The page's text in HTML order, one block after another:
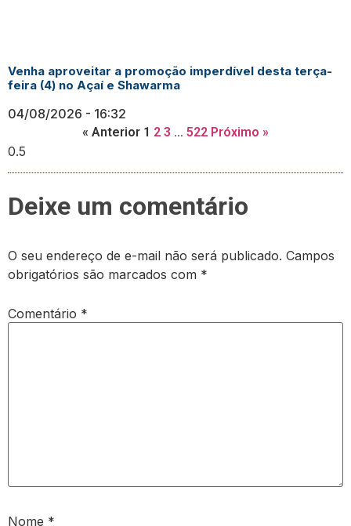
Venha aproveitar a promoção imperdível desta terça-
feira (4) no Açaí e Shawarma
04/08/2026 16:32
« Anterior 1 2 3 … 522 Próximo »
Deixe um comentário
O seu endereço de e-mail não será publicado. Campos
obrigatórios são marcados com *
Comentário *
Nome *